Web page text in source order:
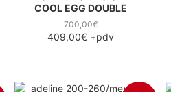
COOL EGG DOUBLE
700,00€
409,00€ +pdv